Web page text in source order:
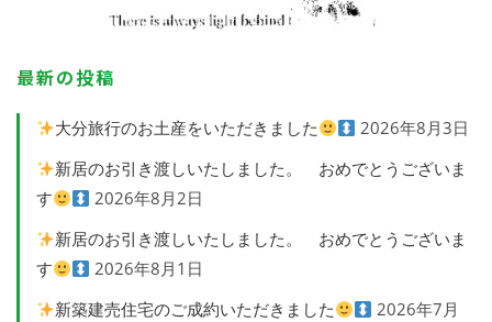
最新の投稿
大分旅行のお土産をいただきました
2026年8月3日
新居のお引き渡しいたしました。 おめでとうございま
す
2026年8月2日
新居のお引き渡しいたしました。 おめでとうございま
す
2026年8月1日
新築建売住宅のご成約いただきました
2026年7月